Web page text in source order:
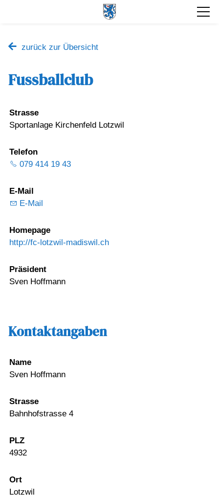
zurück zur Übersicht
Fussballclub
Strasse
Sportanlage Kirchenfeld Lotzwil
Telefon
079 414 19 43
E-Mail
E-Mail
Homepage
http://fc-lotzwil-madiswil.ch
Präsident
Sven Hoffmann
Kontaktangaben
Name
Sven Hoffmann
Strasse
Bahnhofstrasse 4
PLZ
4932
Ort
Lotzwil